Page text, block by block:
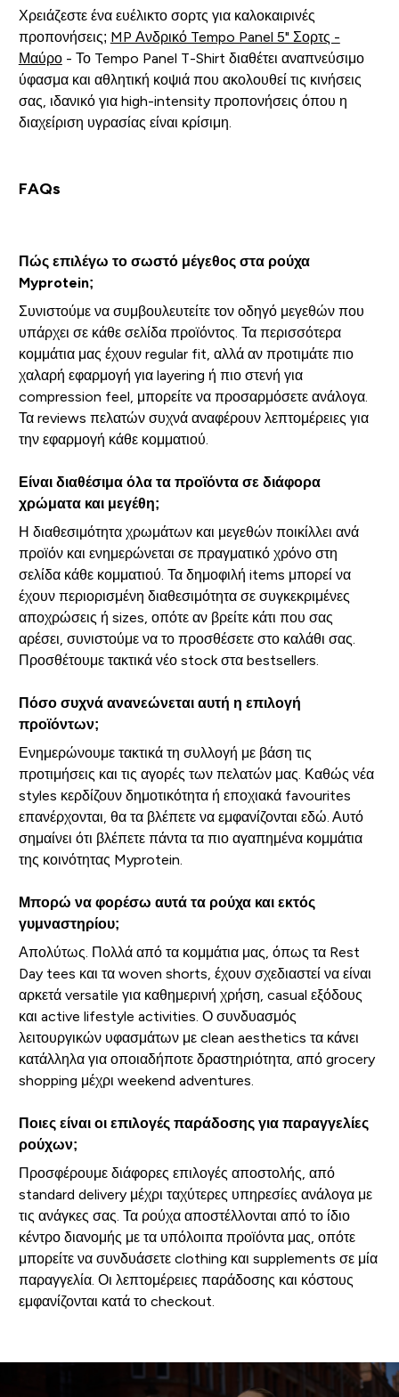
Χρειάζεστε ένα ευέλικτο σορτς για καλοκαιρινές
προπονήσεις; MP Ανδρικό Tempo Panel 5" Σορτς -
Μαύρο- Το Tempo Panel T-Shirt διαθέτει αναπνεύσιμο
ύφασμα και αθλητική κοψιά που ακολουθεί τις κινήσεις
σας, ιδανικό για high-intensity προπονήσεις όπου η
διαχείριση υγρασίας είναι κρίσιμη.
FAQs
Πώς επιλέγω το σωστό μέγεθος στα ρούχα
Myprotein;
Συνιστούμε να συμβουλευτείτε τον οδηγό μεγεθών που
υπάρχει σε κάθε σελίδα προϊόντος. Τα περισσότερα
κομμάτια μας έχουν regular fit, αλλά αν προτιμάτε πιο
χαλαρή εφαρμογή για layering ή πιο στενή για
compression feel, μπορείτε να προσαρμόσετε ανάλογα.
Τα reviews πελατών συχνά αναφέρουν λεπτομέρειες για
την εφαρμογή κάθε κομματιού.
Είναι διαθέσιμα όλα τα προϊόντα σε διάφορα
χρώματα και μεγέθη;
Η διαθεσιμότητα χρωμάτων και μεγεθών ποικίλλει ανά
προϊόν και ενημερώνεται σε πραγματικό χρόνο στη
σελίδα κάθε κομματιού. Τα δημοφιλή items μπορεί να
έχουν περιορισμένη διαθεσιμότητα σε συγκεκριμένες
αποχρώσεις ή sizes, οπότε αν βρείτε κάτι που σας
αρέσει, συνιστούμε να το προσθέσετε στο καλάθι σας.
Προσθέτουμε τακτικά νέο stock στα bestsellers.
Πόσο συχνά ανανεώνεται αυτή η επιλογή
προϊόντων;
Ενημερώνουμε τακτικά τη συλλογή με βάση τις
προτιμήσεις και τις αγορές των πελατών μας. Καθώς νέα
styles κερδίζουν δημοτικότητα ή εποχιακά favourites
επανέρχονται, θα τα βλέπετε να εμφανίζονται εδώ. Αυτό
σημαίνει ότι βλέπετε πάντα τα πιο αγαπημένα κομμάτια
της κοινότητας Myprotein.
Μπορώ να φορέσω αυτά τα ρούχα και εκτός
γυμναστηρίου;
Απολύτως. Πολλά από τα κομμάτια μας, όπως τα Rest
Day tees και τα woven shorts, έχουν σχεδιαστεί να είναι
αρκετά versatile για καθημερινή χρήση, casual εξόδους
και active lifestyle activities. Ο συνδυασμός
λειτουργικών υφασμάτων με clean aesthetics τα κάνει
κατάλληλα για οποιαδήποτε δραστηριότητα, από grocery
shopping μέχρι weekend adventures.
Ποιες είναι οι επιλογές παράδοσης για παραγγελίες
ρούχων;
Προσφέρουμε διάφορες επιλογές αποστολής, από
standard delivery μέχρι ταχύτερες υπηρεσίες ανάλογα με
τις ανάγκες σας. Τα ρούχα αποστέλλονται από το ίδιο
κέντρο διανομής με τα υπόλοιπα προϊόντα μας, οπότε
μπορείτε να συνδυάσετε clothing και supplements σε μία
παραγγελία. Οι λεπτομέρειες παράδοσης και κόστους
εμφανίζονται κατά το checkout.